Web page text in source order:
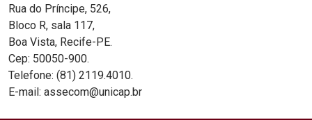
Rua do Príncipe, 526,
Bloco R, sala 117,
Boa Vista, Recife-PE.
Cep: 50050-900.
Telefone: (81) 2119.4010.
E-mail: assecom@unicap.br